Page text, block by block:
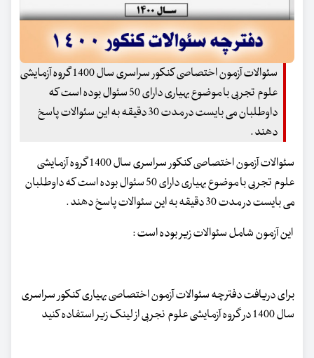
سئوالات آزمون اختصاصی کنکور سراسری سال 1400 گروه آزمایشی
علوم تجربی با موضوع بهیاری دارای 50 سئوال بوده است که
داوطلبان می بایست در مدت 30 دقیقه به این سئوالات پاسخ
دهند .
سئوالات آزمون اختصاصی کنکور سراسری سال 1400 گروه آزمایشی
علوم تجربی با موضوع بهیاری دارای 50 سئوال بوده است که داوطلبان
می بایست در مدت 30 دقیقه به این سئوالات پاسخ دهند .
این آزمون شامل سئوالات زیر بوده است :
برای دریافت دفترچه سئوالات آزمون اختصاصی بهیاری کنکور سراسری
سال 1400 در گروه آزمایشی علوم نجربی از لینک زیر استفاده کنید